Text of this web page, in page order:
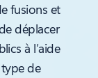
fusions et
déplacer
à l’aide
de